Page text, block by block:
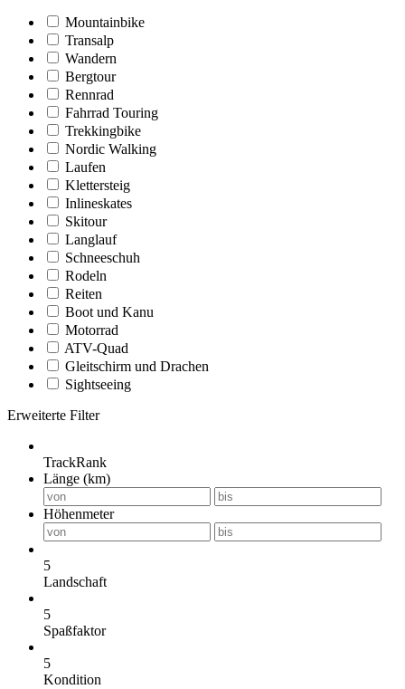
Mountainbike
Transalp
Wandern
Bergtour
Rennrad
Fahrrad Touring
Trekkingbike
Nordic Walking
Laufen
Klettersteig
Inlineskates
Skitour
Langlauf
Schneeschuh
Rodeln
Reiten
Boot und Kanu
Motorrad
ATV-Quad
Gleitschirm und Drachen
Sightseeing
Erweiterte Filter
TrackRank
Länge (km)
Höhenmeter
5
Landschaft
5
Spaßfaktor
5
Kondition